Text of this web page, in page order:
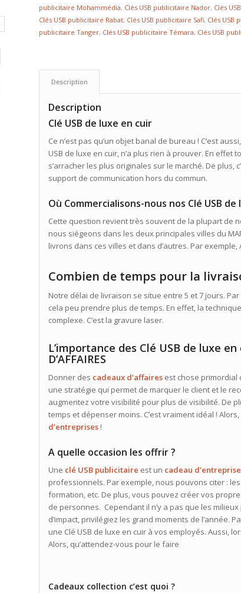
publicitaire Mohammédia, Clés USB publicitaire Nador, Clés
Clés USB publicitaire Rabat, Clés USB publicitaire Safi, Clés USB
publicitaire Tanger, Clés USB publicitaire Témara, Clés USB
Description
Description
Clé USB de luxe en cuir
Ce n’est pas qu’un objet banal de bureau ! C’est
USB de luxe en cuir, n’a plus rien à prouver. En
s’arracher les plus originales sur le marché. De plus,
support de communication hors du commun.
Où Commercialisons-nous nos Clé USB de
Cette question revient très souvent de la plupart de
nous siégeons dans les deux principales villes du
livrons dans ces villes et dans d’autres. Par
Combien de temps pour la
Notre délai de livraison se situe entre 5 et 7 jours.
cela peu prendre plus de temps. En effet, la
complexe. C’est la gravure laser.
L’importance des Clé USB de luxe
D’AFFAIRES
Donner des cadeaux d’affaires est chose primordial
une stratégie qui permet de marquer le client et le
augmentez votre visibilité pour plus de visibilité. De
temps et dépenser moins. C’est vraiment idéal !
d’entreprises !
A quelle occasion les offrir ?
Une clé USB publicitaire est un cadeau d’entreprise
professionnels. Par exemple, nous pouvons citer :
formation, etc. De plus, vous pouvez créer vos
de personnes. Cependant il n’y a pas que les
d’impact, privilégiez les grand moments de l’année.
une Clé USB de luxe en cuir à vos employés. Aussi,
Alors, qu’attendez-vous pour le faire
Cadeaux collection c’est quoi ?